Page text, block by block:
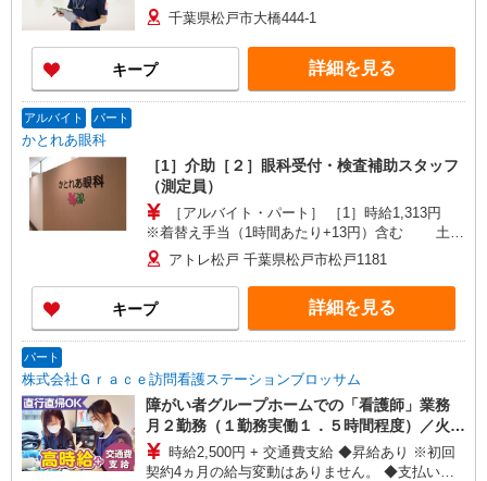
千葉県松戸市大橋444-1
キープ 詳細を見る
アルバイト パート
かとれあ眼科
［1］介助［２］眼科受付・検査補助スタッフ
（測定員）
［アルバイト・パート］ ［1］時給1,313円
※着替え手当（1時間あたり+13円）含む 土日
時給1,413円 ※着替え手当（1時間あたり+13
円）含む 看護師（看護士）時給1,513円 ※
着替え手当（1時間あたり+13円）含む 看護師
(看護士) 土日時給1,613円 ※着替え手当（1時間
あたり+13円）含む ［2］時給1,313円 ※着替え
1,413円 ※着替え手当（1時間あたり+13円）含
む
アトレ松戸 千葉県松戸市松戸1181
キープ 詳細を見る
パート
株式会社Ｇｒａｃｅ訪問看護ステーションブロッサム
障がい者グループホームでの「看護師」業務
月２勤務（１勤務実働１．５時間程度）／火曜
日 時給2,500円 + 交通費支給 ◆昇給あり ※初回
契約4ヵ月の給与変動はありません。 ◆支払い方